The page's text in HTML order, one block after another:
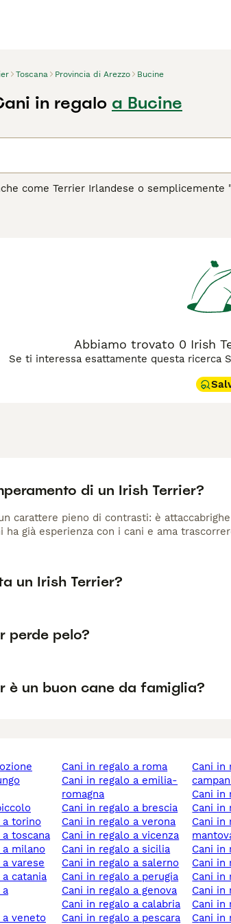
Toscana Provincia di Arezzo Bucine
in regalo a Bucine
come Terrier Irlandese o
è noto per la sua lealtà, intelligenza e
mentale, oltre a una toelettatura
Terrier è il cane giusto per te, leggi la guida
Abbiamo trovato 0 Irish
Se ti interessa esattamente questa ricerca
di un Irish Terrier?
carattere pieno di contrasti: è
ha già esperienza con i cani e ama
un Irish Terrier?
perde pelo?
è un buon cane da famiglia?
a torino
a toscana
a milano
a varese
a catania
a veneto
cani in regalo a roma
cani in regalo a emilia-
romagna
cani in regalo a brescia
cani in regalo a verona
cani in regalo a vicenza
cani in regalo a sicilia
cani in regalo a salerno
cani in regalo a perugia
cani in regalo a genova
cani in regalo a calabria
cani in regalo a pescara
cani in regalo a
cani
cani
cani in regalo a
cani
cani
cani
cani
cani
cani in regalo a